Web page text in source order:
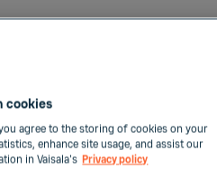
cookies
agree to the storing of cookies on your
enhance site usage, and assist our
in Vaisala's Privacy policy